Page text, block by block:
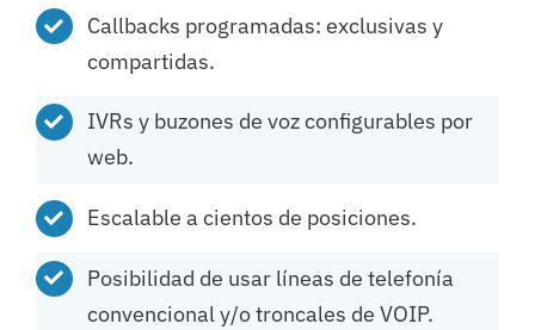
Callbacks programadas: exclusivas y
compartidas.
IVRs y buzones de voz configurables por
web.
Escalable a cientos de posiciones.
Posibilidad de usar líneas de telefonía
convencional y/o troncales de VOIP.